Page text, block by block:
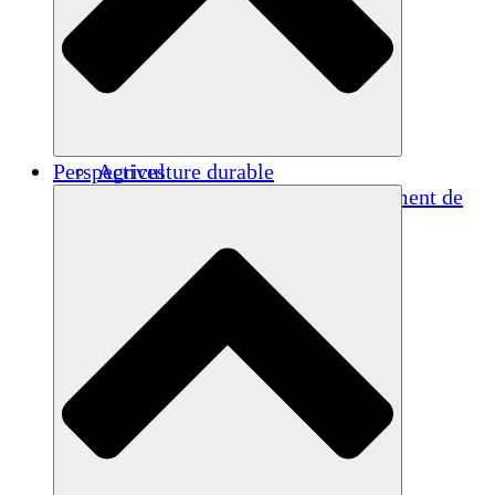
Agriculture durable
Rétablissement après un tremblement de
Autonomisation des femmes
Jeunes et étudiants
Préservation et dialogue culturels
Renforcement
Crédits carbone
Perspectives